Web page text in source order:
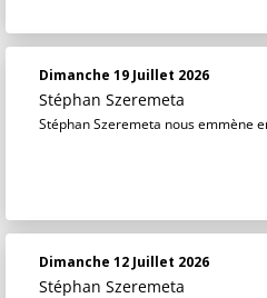
Dimanche 19 Juillet 2026
Stéphan Szeremeta
Stéphan Szeremeta nous emmène
Dimanche 12 Juillet 2026
Stéphan Szeremeta